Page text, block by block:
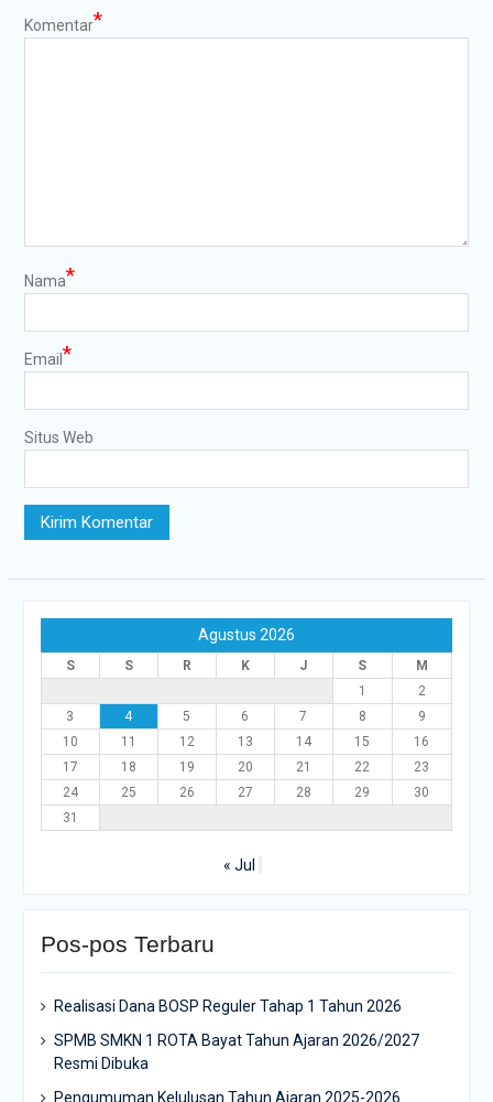
Komentar*
Nama*
Email *
Situs Web
Agustus 2026
S S R K J S
M
1
2
3
4 5 6 7 8
9
10
11 12 13 14 15
16
17
18 19 20 21 22
23
24
25 26 27 28 29
30
31
« Jul
Pos-pos Terbaru
Realisasi Dana BOSP Reguler Tahap 1 Tahun 2026
SPMB SMKN 1 ROTA Bayat Tahun Ajaran 2026/2027
Resmi Dibuka
Pengumuman Kelulusan Tahun Ajaran 2025-2026